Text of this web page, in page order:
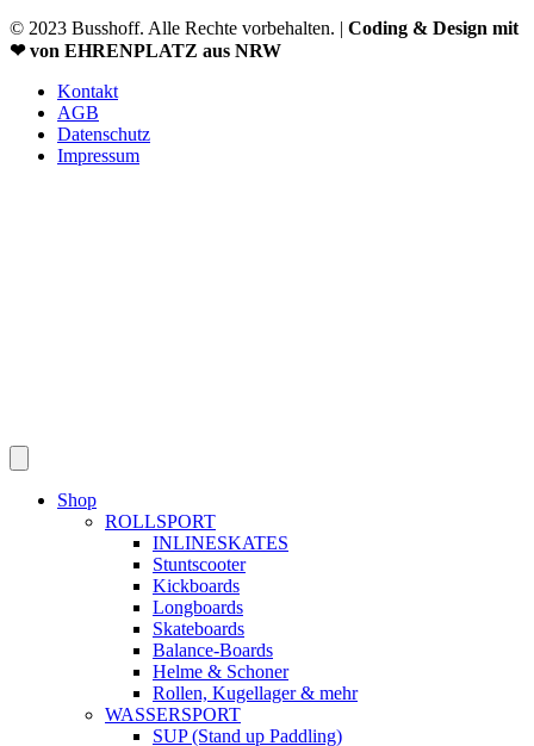
© 2023 Busshoff. Alle Rechte vorbehalten. | Coding & Design mit
❤ von EHRENPLATZ aus NRW
Kontakt
AGB
Datenschutz
Impressum
Shop
ROLLSPORT
INLINESKATES
Stuntscooter
Kickboards
Longboards
Skateboards
Balance-Boards
Helme & Schoner
Rollen, Kugellager & mehr
WASSERSPORT
SUP (Stand up Paddling)